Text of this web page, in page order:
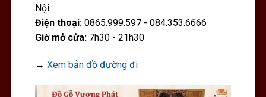
Nội
Điện thoại:0865.999.597 - 084.353.6666
Giờ mở cửa:7h30 - 21h30
→ Xem bản đồ đường đi